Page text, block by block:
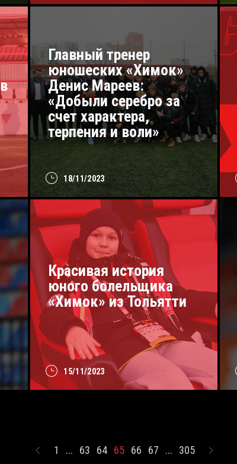
18/11/2023
Главный тренер
юношеских «Химок»
Денис Мареев:
«Добыли серебро за
счет характера,
терпения и воли»
15/11/2023
Красивая история
юного болельщика
«Химок» из Тольятти
1 ... 63 64 65 66 67 ... 305